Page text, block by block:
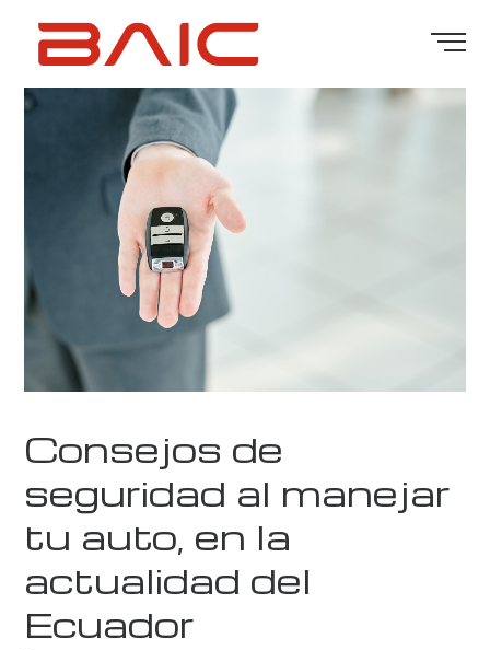
Consejos de
seguridad al manejar
tu auto, en la
actualidad del
Ecuador